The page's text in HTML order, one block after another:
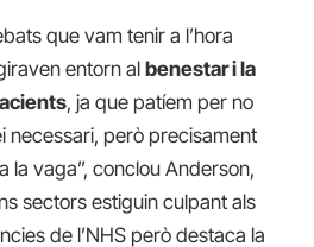
que vam tenir a l’hora
entorn albenestar i la
, ja que patíem per no
necessari, però precisament
la vaga”, conclou Anderson,
sectors estiguin culpant als
de l’NHS però destaca la